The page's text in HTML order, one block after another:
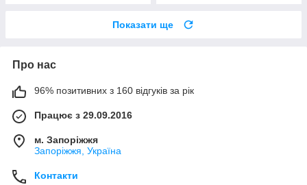
Показати ще
Про нас
96% позитивних з 160 відгуків за рік
Працює з 29.09.2016
м. Запоріжжя
Запоріжжя, Україна
Контакти